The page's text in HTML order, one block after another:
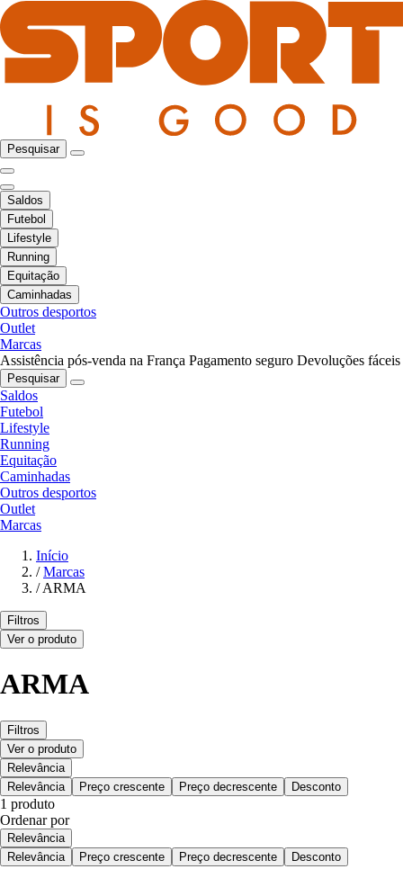
Pesquisar
Saldos
Futebol
Lifestyle
Running
Equitação
Caminhadas
Outros desportos
Outlet
Marcas
Assistência pós-venda na França Pagamento seguro Devoluções fáceis
Pesquisar
Saldos
Futebol
Lifestyle
Running
Equitação
Caminhadas
Outros desportos
Outlet
Marcas
Início
/ Marcas
/ ARMA
Filtros
Ver o produto
ARMA
Filtros
Ver o produto
Relevância
Relevância
Preço crescente Preço decrescente Desconto
1 produto
Ordenar por
Relevância
Relevância
Preço crescente Preço decrescente Desconto